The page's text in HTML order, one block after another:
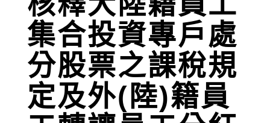
集合投資專戶處
分股票之課稅規
定及外(陸)籍員